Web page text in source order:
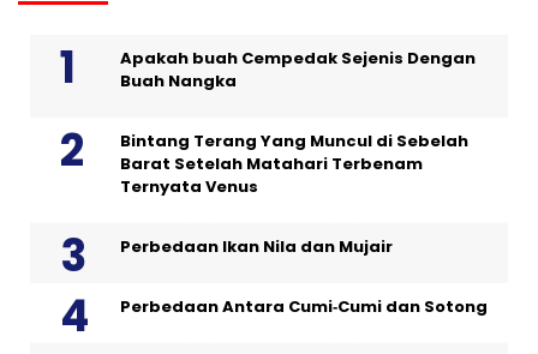
Apakah buah Cempedak Sejenis Dengan
Buah Nangka
Bintang Terang Yang Muncul di Sebelah
Barat Setelah Matahari Terbenam
Ternyata Venus
Perbedaan Ikan Nila dan Mujair
Perbedaan Antara Cumi‑Cumi dan Sotong